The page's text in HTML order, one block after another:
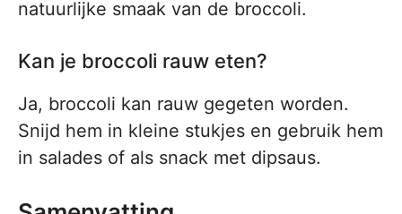
natuurlijke smaak van de broccoli.
Kan je broccoli rauw eten?
Ja, broccoli kan rauw gegeten worden.
Snijd hem in kleine stukjes en gebruik hem
in salades of als snack met dipsaus.